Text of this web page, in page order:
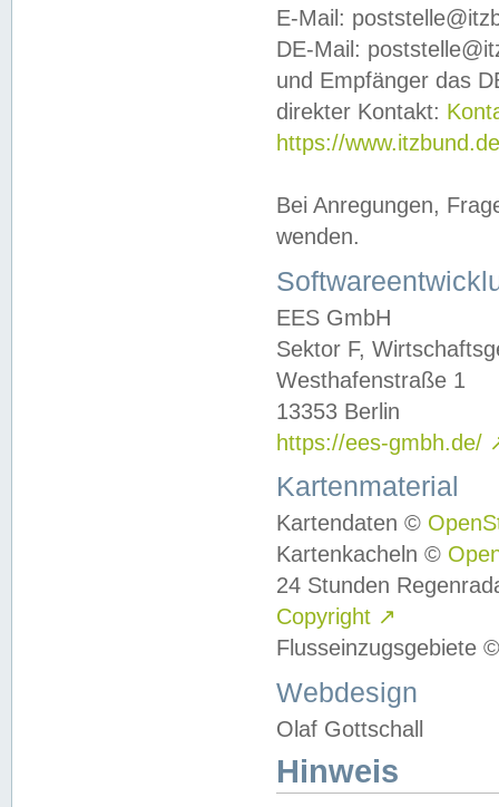
E-Mail:
DE-Mail:
und Empfänger das
direkter Kontakt:
https://
Bei Anregungen,
wenden.
EES GmbH
Sektor F,
Westhafenstraße 1
13353 Berlin
https://ees-gmbh.de/
Kartenmaterial
Kartendaten ©
Kartenkacheln ©
24 Stunden
Copyright ↗
Flusseinzugsgebiete
Webdesign
Olaf Gottschall
Hinweis